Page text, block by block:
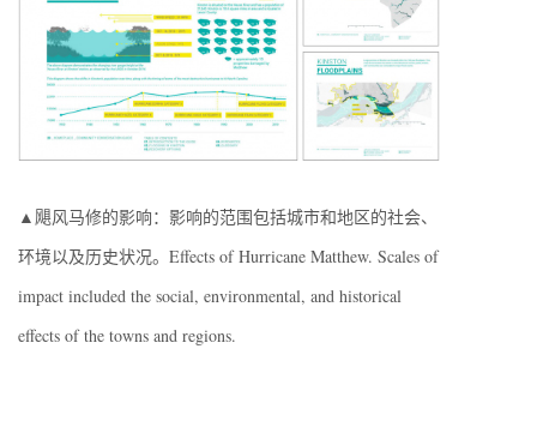
▲飓风马修的影响：影响的范围包括城市和地区的社会、
环境以及历史状况。Effects of Hurricane Matthew. Scales of
impact included the social, environmental, and historical
effects of the towns and regions.